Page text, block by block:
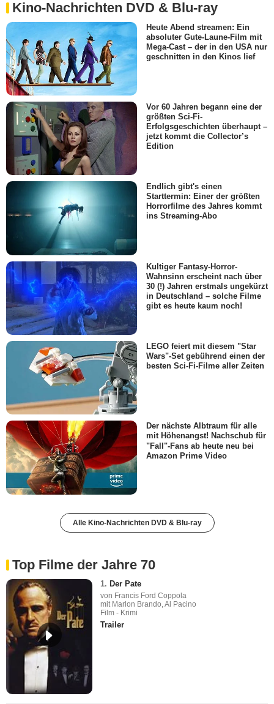
Kino-Nachrichten DVD & Blu-ray
Heute Abend streamen: Ein
absoluter Gute-Laune-Film mit
Mega-Cast – der in den USA nur
geschnitten in den Kinos lief
Vor 60 Jahren begann eine der
größten Sci-Fi-
Erfolgsgeschichten überhaupt –
jetzt kommt die Collector’s
Edition
Endlich gibt's einen
Starttermin: Einer der größten
Horrorfilme des Jahres kommt
ins Streaming-Abo
Kultiger Fantasy-Horror-
Wahnsinn erscheint nach über
30 (!) Jahren erstmals ungekürzt
in Deutschland – solche Filme
gibt es heute kaum noch!
LEGO feiert mit diesem "Star
Wars"-Set gebührend einen der
besten Sci-Fi-Filme aller Zeiten
Der nächste Albtraum für alle
mit Höhenangst! Nachschub für
"Fall"-Fans ab heute neu bei
Amazon Prime Video
Alle Kino-Nachrichten DVD & Blu-ray
Top Filme der Jahre 70
1. Der Pate
von Francis Ford Coppola
mit Marlon Brando, Al Pacino
Film - Krimi
Trailer